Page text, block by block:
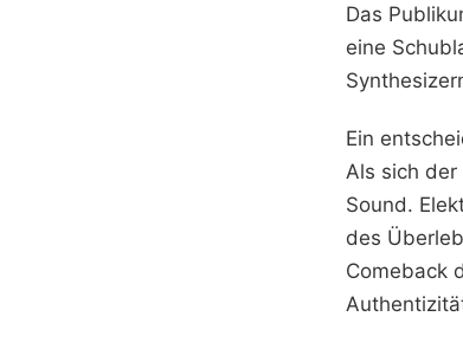
Das
eine
Ein
Als sich
Sound.
des
Comeback